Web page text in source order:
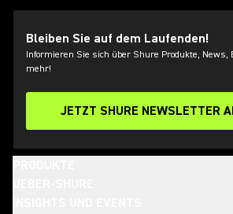
Bleiben Sie auf dem Laufenden!
Informieren Sie sich über Shure Produkte, News,
mehr!
JETZT SHURE NEWSLETTER